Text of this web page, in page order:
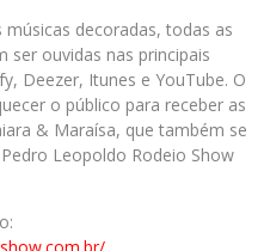
decoradas, todas as
ser ouvidas nas principais
Deezer, Itunes e YouTube. O
o público para receber as
& Maraísa, que também se
Leopoldo Rodeio Show